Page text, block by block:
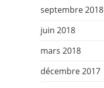
septembre 2018
juin 2018
mars 2018
décembre 2017